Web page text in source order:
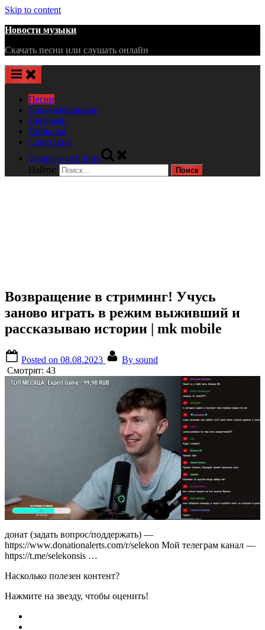
Skip to content
Новости музыки
Скачать песни или слушать онлайн
Песни
Документальные
Передачи
Приколы
Советские
Toggle search form
Найти:
Возвращение в стриминг! Учусь
заново играть в режим выживший и
рассказываю истории | mk mobile
Posted on 08.08.2023 By sound
Смотрят: 43
донат (задать вопрос/поддержать) —
https://www.donationalerts.com/r/selekon Мой телеграм канал —
https://t.me/selekonsis …
Насколько полезен контент?
Нажмите на звезду, чтобы оценить!